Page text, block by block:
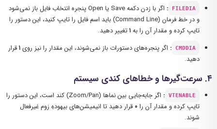
FILEDIA
:
اگر با زدن دکمه Save یا Open پنجره انتخاب فایل باز نمی‌شود
و در خط فرمان (Command Line) باید اسم فایل را تایپ کنید، این دستور را
تایپ کرده و مقدار آن را به۱تغییر دهید.
CMDDIA
: اگر پنجره‌های دستورات باز نمی‌شوند، این مقدار را نیز روی۱قرار
دهید.
۴. سرعت‌گیرها و خطاهای کندی سیستم
VTENABLE
:
اگر جابه‌جایی بین نماها (Zoom/Pan) کند است، این دستور را
تایپ کرده و مقدار آن را ۰ قرار دهید تا انیمیشن‌های بیهودهِ زوم غیرفعال
شوند.